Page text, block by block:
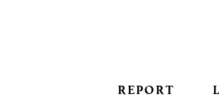
REPORT